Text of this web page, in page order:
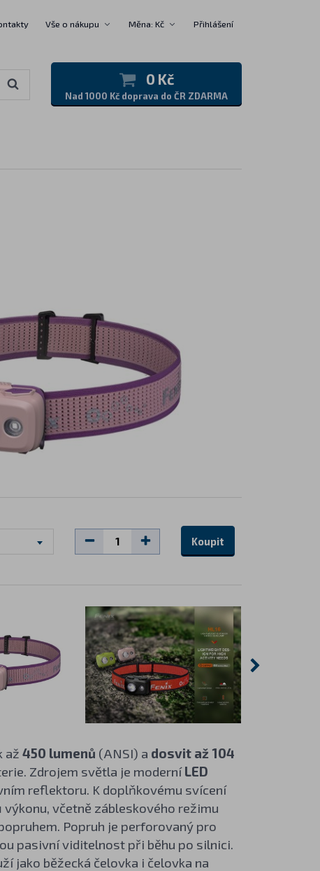
Vše o nákupu Měna: Kč Přihlášení
0 Kč
Nad 1000 Kč doprava do ČR ZDARMA
Koupit
až 450 lumenů (ANSI) a dosvit až 104
Zdrojem světla je moderníLED
reflektoru. K doplňkovému svícení
včetně zábleskového režimu
Popruh je perforovaný pro
pasivní viditelnost při běhu po silnici.
jako běžecká čelovka i čelovka na